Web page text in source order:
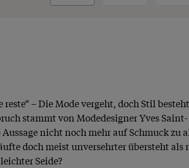
reste“ – Die Mode vergeht, doch Stil
stammt von Modedesigner Yves Saint-
nicht noch mehr auf Schmuck zu
doch meist unversehrter übersteht als
Seide?